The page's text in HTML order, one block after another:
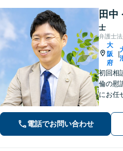
田中
士
弁護士
大
阪
府
初回相
倫の慰
にお任
通事
にお
の相談
電話でお問い合わせ